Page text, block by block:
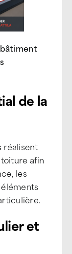
de la
réalisent
afin
les
et